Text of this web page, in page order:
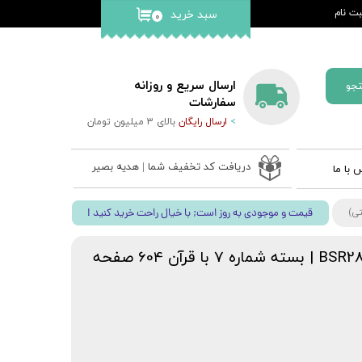
ارسال سریع و روزانه
سفارشات
> ارسال رایگانبالای 3 میلیون تومان
نام
واژه
۰ سبد خرید
نفیس
قلم بصیر
با ما دریافت کد تخفیف شما | هدیه بصیر
! قیمت و موجودی به روز است; با خیال راحت خرید کنید
قلم قرآنی 8 گیگابایت BSR280 | بسته شماره 7 با قرآن 604 صفحه